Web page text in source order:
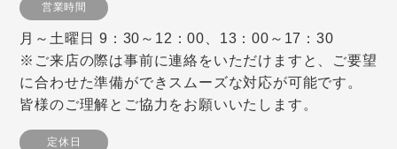
営業時間
月～土曜日 9：30～12：00、13：00～17：30
※ご来店の際は事前に連絡をいただけますと、ご要望
に合わせた準備ができスムーズな対応が可能です。
皆様のご理解とご協力をお願いいたします。
定休日